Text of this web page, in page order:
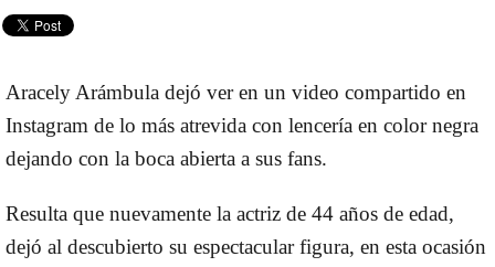
Aracely Arámbula dejó ver en un video compartido en
Instagram de lo más atrevida con lencería en color negra
dejando con la boca abierta a sus fans.
Resulta que nuevamente la actriz de 44 años de edad,
dejó al descubierto su espectacular figura, en esta ocasión